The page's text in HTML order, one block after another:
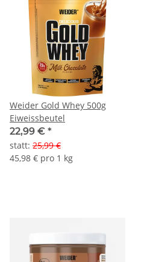
Weider Gold Whey 500g
Eiweissbeutel
22,99 € *
statt: 25,99 €
45,98 € pro 1 kg